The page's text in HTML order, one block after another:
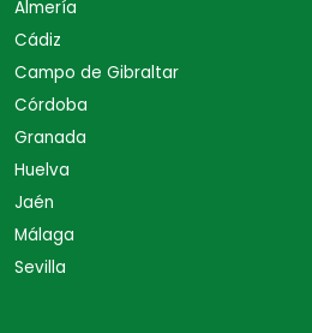
Almería
Cádiz
Campo de Gibraltar
Córdoba
Granada
Huelva
Jaén
Málaga
Sevilla